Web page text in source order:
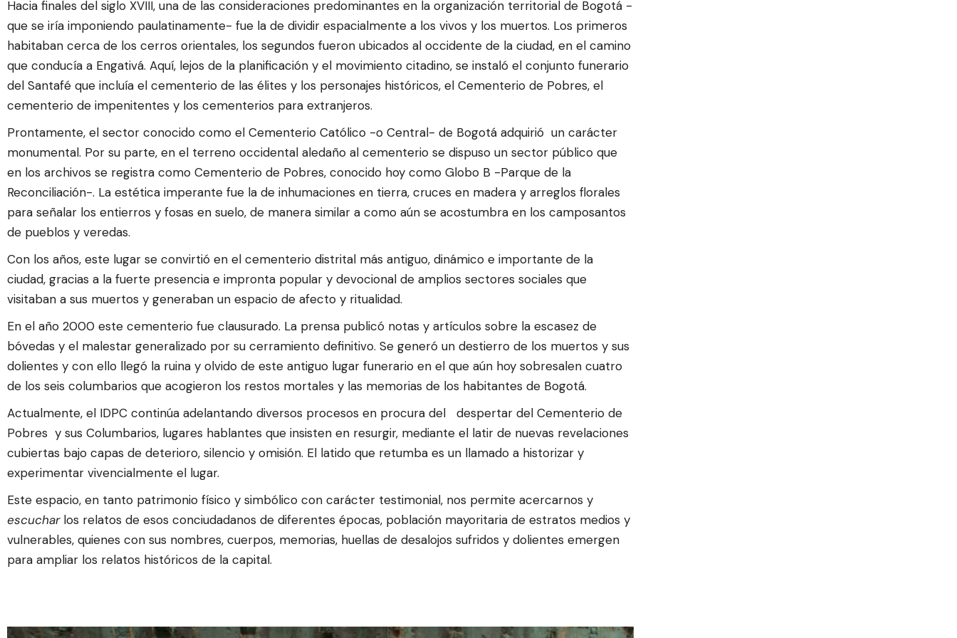
Hacia finales del siglo XVIII, una de las consideraciones predominantes en la organización territorial de Bogotá -
que se iría imponiendo paulatinamente- fue la de dividir espacialmente a los vivos y los muertos. Los primeros
habitaban cerca de los cerros orientales, los segundos fueron ubicados al occidente de la ciudad, en el camino
que conducía a Engativá. Aquí, lejos de la planificación y el movimiento citadino, se instaló el conjunto funerario
del Santafé que incluía el cementerio de las élites y los personajes históricos, el Cementerio de Pobres, el
cementerio de impenitentes y los cementerios para extranjeros.
Prontamente, el sector conocido como el Cementerio Católico -o Central- de Bogotá adquirió un carácter
monumental. Por su parte, en el terreno occidental aledaño al cementerio se dispuso un sector público que
en los archivos se registra como Cementerio de Pobres, conocido hoy como Globo B -Parque de la
Reconciliación-. La estética imperante fue la de inhumaciones en tierra, cruces en madera y arreglos florales
para señalar los entierros y fosas en suelo, de manera similar a como aún se acostumbra en los camposantos
de pueblos y veredas.
Con los años, este lugar se convirtió en el cementerio distrital más antiguo, dinámico e importante de la
ciudad, gracias a la fuerte presencia e impronta popular y devocional de amplios sectores sociales que
visitaban a sus muertos y generaban un espacio de afecto y ritualidad.
En el año 2000 este cementerio fue clausurado. La prensa publicó notas y artículos sobre la escasez de
bóvedas y el malestar generalizado por su cerramiento definitivo. Se generó un destierro de los muertos y sus
dolientes y con ello llegó la ruina y olvido de este antiguo lugar funerario en el que aún hoy sobresalen cuatro
de los seis columbarios que acogieron los restos mortales y las memorias de los habitantes de Bogotá.
Actualmente, el IDPC continúa adelantando diversos procesos en procura del despertar del Cementerio de
Pobres y sus Columbarios, lugares hablantes que insisten en resurgir, mediante el latir de nuevas revelaciones
cubiertas bajo capas de deterioro, silencio y omisión. El latido que retumba es un llamado a historizar y
experimentar vivencialmente el lugar.
Este espacio, en tanto patrimonio físico y simbólico con carácter testimonial, nos permite acercarnos y
escuchar los relatos de esos conciudadanos de diferentes épocas, población mayoritaria de estratos medios y
vulnerables, quienes con sus nombres, cuerpos, memorias, huellas de desalojos sufridos y dolientes emergen
para ampliar los relatos históricos de la capital.